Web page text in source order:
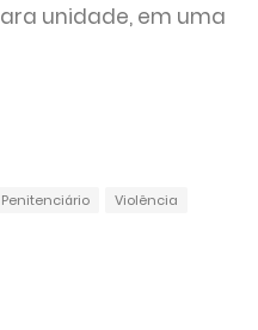
unidade, em uma
Violência